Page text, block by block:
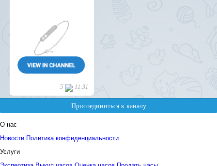
О нас
Новости Политика конфиденциальности
Услуги